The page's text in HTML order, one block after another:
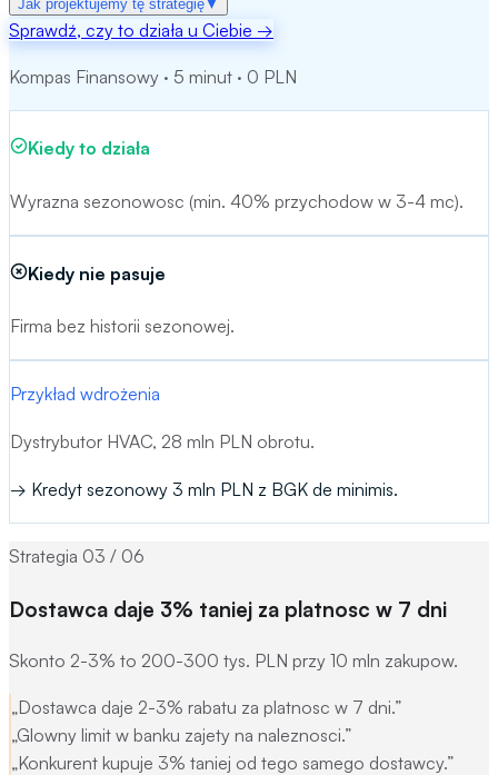
Jak projektujemy tę strategię▼
Mechanizm: Celowy kredyt obrotowy sezonowy.
Sprawdź, czy to działa u Ciebie →
Kompas Finansowy · 5 minut · 0 PLN
Kiedy to działa
Wyrazna sezonowosc (min. 40% przychodow w 3-4 mc).
Kiedy nie pasuje
Firma bez historii sezonowej.
Przykład wdrożenia
Dystrybutor HVAC, 28 mln PLN obrotu.
→ Kredyt sezonowy 3 mln PLN z BGK de minimis.
Strategia 03 / 06
Dostawca daje 3% taniej za platnosc w 7 dni
Skonto 2-3% to 200-300 tys. PLN przy 10 mln zakupow.
„Dostawca daje 2-3% rabatu za platnosc w 7 dni.”
„Glowny limit w banku zajety na naleznosci.”
„Konkurent kupuje 3% taniej od tego samego dostawcy.”